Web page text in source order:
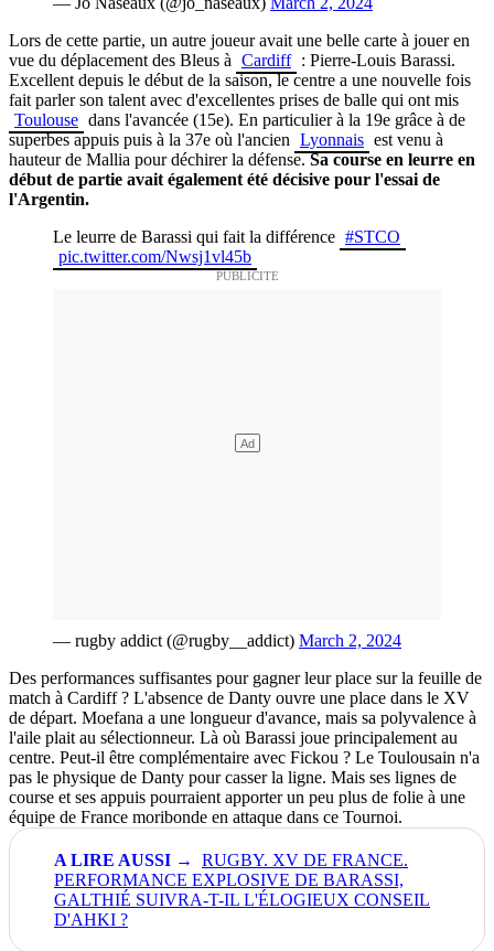
Lors de cette partie, un autre joueur avait une belle carte à jouer en
vue du déplacement des Bleus à Cardiff : Pierre-Louis Barassi.
Excellent depuis le début de la saison, le centre a une nouvelle fois
fait parler son talent avec d'excellentes prises de balle qui ont mis
Toulouse dans l'avancée (15e). En particulier à la 19e grâce à de
superbes appuis puis à la 37e où l'ancien Lyonnais est venu à
hauteur de Mallia pour déchirer la défense.Sa course en leurre en
début de partie avait également été décisive pour l'essai de
l'Argentin.
Le leurre de Barassi qui fait la différence #STCO
pic.twitter.com/Nwsj1vl45b
— rugby addict (@rugby__addict) March 2, 2024
Des performances suffisantes pour gagner leur place sur la feuille de
match à Cardiff ? L'absence de Danty ouvre une place dans le XV
de départ. Moefana a une longueur d'avance, mais sa polyvalence à
l'aile plait au sélectionneur. Là où Barassi joue principalement au
centre. Peut-il être complémentaire avec Fickou ? Le Toulousain n'a
pas le physique de Danty pour casser la ligne. Mais ses lignes de
course et ses appuis pourraient apporter un peu plus de folie à une
équipe de France moribonde en attaque dans ce Tournoi.
RUGBY. XV DE FRANCE.
PERFORMANCE EXPLOSIVE DE BARASSI,
GALTHIÉ SUIVRA-T-IL L'ÉLOGIEUX CONSEIL
D'AHKI ?